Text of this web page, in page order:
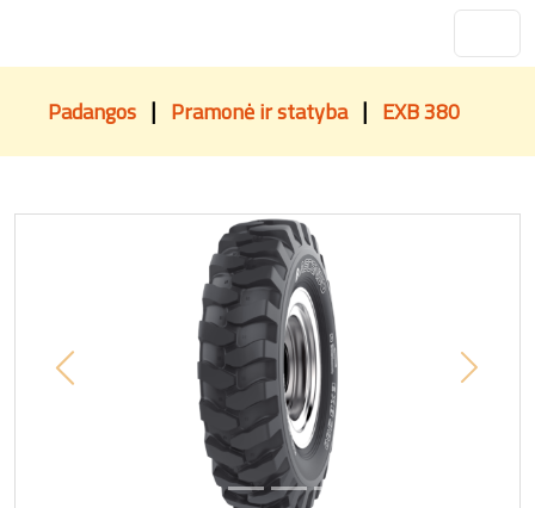
Padangos | Pramonė ir statyba | EXB 380
Previous Next